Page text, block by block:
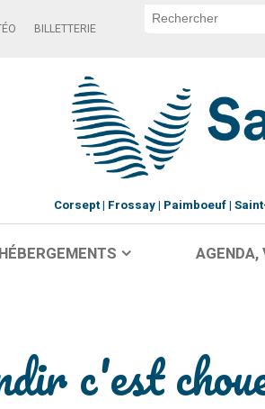
BILLETTERIE
Corsept Frossay Paimboeuf
HÉBERGEMENTS
c'est